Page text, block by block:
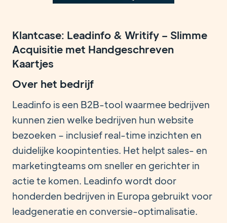
Klantcase: Leadinfo & Writify – Slimme
Acquisitie met Handgeschreven
Kaartjes
Over het bedrijf
Leadinfo is een B2B-tool waarmee bedrijven
kunnen zien welke bedrijven hun website
bezoeken – inclusief real-time inzichten en
duidelijke koopintenties. Het helpt sales- en
marketingteams om sneller en gerichter in
actie te komen. Leadinfo wordt door
honderden bedrijven in Europa gebruikt voor
leadgeneratie en conversie-optimalisatie.